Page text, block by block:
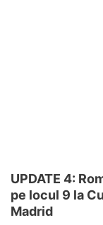
UPDATE 4:
pe locul 9 la
Madrid